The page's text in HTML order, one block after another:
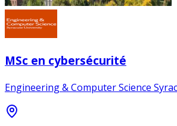
MSc en cybersécurité
Engineering & Computer Science